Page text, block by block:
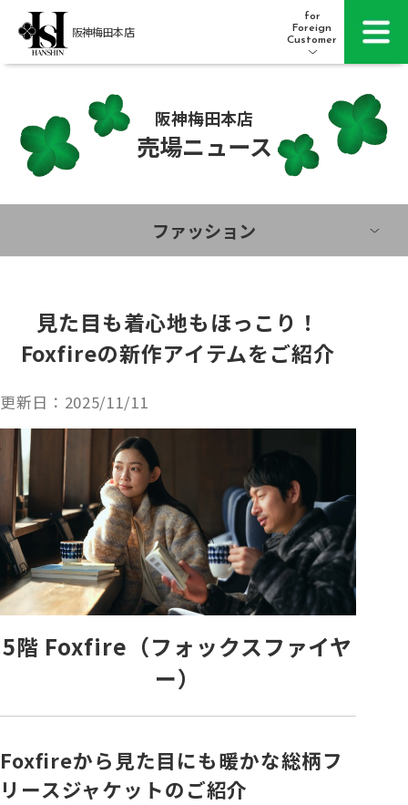
阪神梅田本店
for
Foreign
Customer
レストラン・カフェ 営業時間・アクセス
催しスケジュール
各種カード・阪神みどり会
メールアドレス登録・変更
店舗一覧
阪神梅田本店
売場ニュース
ファッション
見た目も着心地もほっこり！
Foxfireの新作アイテムをご紹介
更新日： 2025/11/11
5階 Foxfire（フォックスファイヤ
ー）
Foxfireから見た目にも暖かな総柄フ
リースジャケットのご紹介